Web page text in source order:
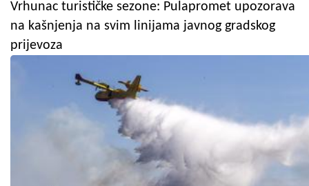
Vrhunac turističke sezone: Pulapromet upozorava
na kašnjenja na svim linijama javnog gradskog
prijevoza